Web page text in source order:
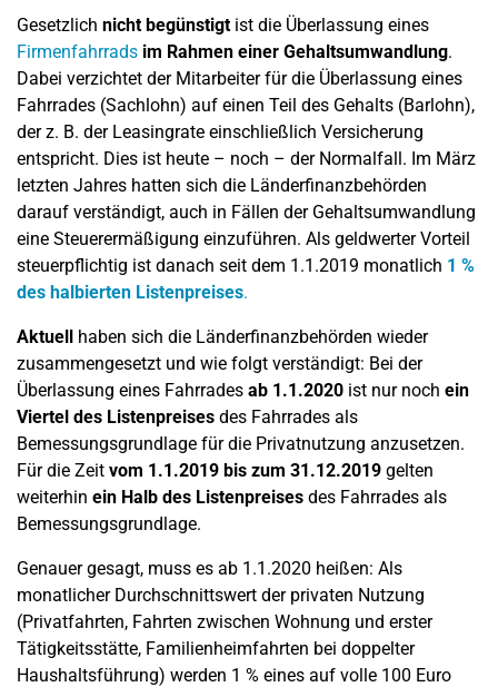
Gesetzlich nicht begünstigtist die Überlassung eines
Firmenfahrrads im Rahmen einer Gehaltsumwandlung.
Dabei verzichtet der Mitarbeiter für die Überlassung eines
Fahrrades (Sachlohn) auf einen Teil des Gehalts (Barlohn),
der z. B. der Leasingrate einschließlich Versicherung
entspricht. Dies ist heute – noch – der Normalfall. Im März
letzten Jahres hatten sich die Länderfinanzbehörden
darauf verständigt, auch in Fällen der Gehaltsumwandlung
eine Steuerermäßigung einzuführen. Als geldwerter Vorteil
steuerpflichtig ist danach seit dem 1.1.2019 monatlich 1 %
des halbierten Listenpreises.
Aktuell haben sich die Länderfinanzbehörden wieder
zusammengesetzt und wie folgt verständigt: Bei der
Überlassung eines Fahrrades ab 1.1.2020 ist nur noch ein
Viertel des Listenpreises des Fahrrades als
Bemessungsgrundlage für die Privatnutzung anzusetzen.
Für die Zeit vom 1.1.2019 bis zum 31.12.2019 gelten
weiterhin ein Halb des Listenpreises des Fahrrades als
Bemessungsgrundlage.
Genauer gesagt, muss es ab 1.1.2020 heißen: Als
monatlicher Durchschnittswert der privaten Nutzung
(Privatfahrten, Fahrten zwischen Wohnung und erster
Tätigkeitsstätte, Familienheimfahrten bei doppelter
Haushaltsführung) werden 1 % eines auf volle 100 Euro